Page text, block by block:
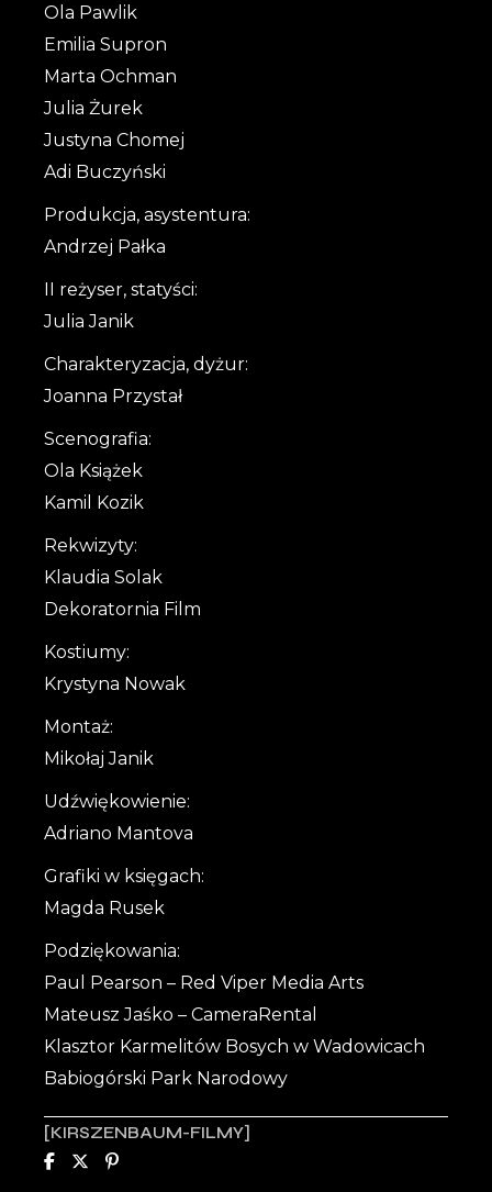
Ola Pawlik
Emilia Supron
Marta Ochman
Julia Żurek
Justyna Chomej
Adi Buczyński
Produkcja, asystentura:
Andrzej Pałka
II reżyser, statyści:
Julia Janik
Charakteryzacja, dyżur:
Joanna Przystał
Scenografia:
Ola Książek
Kamil Kozik
Rekwizyty:
Klaudia Solak
Dekoratornia Film
Kostiumy:
Krystyna Nowak
Montaż:
Mikołaj Janik
Udźwiękowienie:
Adriano Mantova
Grafiki w księgach:
Magda Rusek
Podziękowania:
Paul Pearson – Red Viper Media Arts
Mateusz Jaśko – CameraRental
Klasztor Karmelitów Bosych w Wadowicach
Babiogórski Park Narodowy
KIRSZENBAUM-FILMY